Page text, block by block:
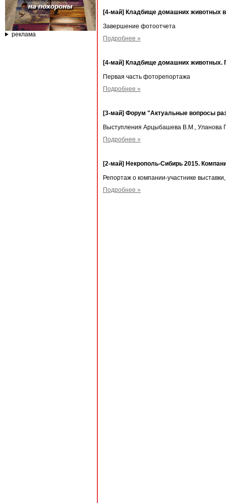
реклама
[4-май] Кладбище домашних животных
Завершение фотоотчета
Подробнее »
[4-май] Кладбище домашних животных.
Первая часть фоторепортажа
Подробнее »
[3-май] Форум "Актуальные вопросы
Выступления Арцыбашева В.М., Уланова
Подробнее »
[2-май] Некрополь-Сибирь 2015.
Репортаж о компании-участнике
Подробнее »